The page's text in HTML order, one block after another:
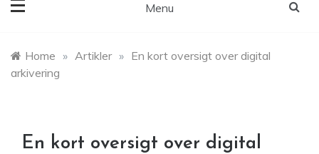
Menu
Home » Artikler » En kort oversigt over digital
arkivering
En kort oversigt over digital